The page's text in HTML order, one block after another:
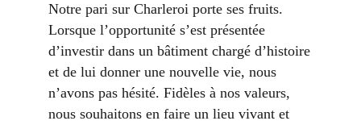
Notre pari sur Charleroi porte ses fruits.
Lorsque l’opportunité s’est présentée
d’investir dans un bâtiment chargé d’histoire
et de lui donner une nouvelle vie, nous
n’avons pas hésité. Fidèles à nos valeurs,
nous souhaitons en faire un lieu vivant et